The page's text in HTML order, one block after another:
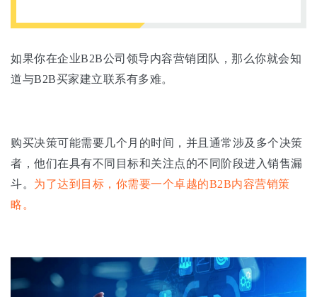
如果你在企业B2B公司领导内容营销团队，那么你就会知
道与B2B买家建立联系有多难。
购买决策可能需要几个月的时间，并且通常涉及多个决策
者，他们在具有不同目标和关注点的不同阶段进入销售漏
斗。 为了达到目标，你需要一个卓越的B2B内容营销策
略。